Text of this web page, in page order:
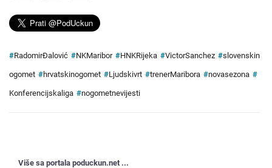
#RadomirĐalović #NKMaribor #HNKRijeka #VictorSanchez #slovenskin
ogomet #hrvatskinogomet #Ljudskivrt #trenerMaribora #novasezona #
Konferencijskaliga #nogometnevijesti
Više sa portala poduckun.net ...